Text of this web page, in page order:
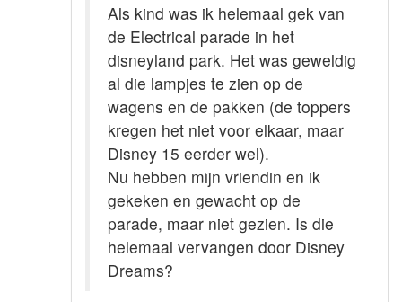
Als kind was ik helemaal gek van
de Electrical parade in het
disneyland park. Het was geweldig
al die lampjes te zien op de
wagens en de pakken (de toppers
kregen het niet voor elkaar, maar
Disney 15 eerder wel).
Nu hebben mijn vriendin en ik
gekeken en gewacht op de
parade, maar niet gezien. Is die
helemaal vervangen door Disney
Dreams?